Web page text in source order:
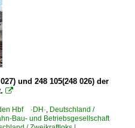
und 248 105(248 026) der

Hbf ·DH· Deutschland /
Bau- und Betriebsgesellschaft